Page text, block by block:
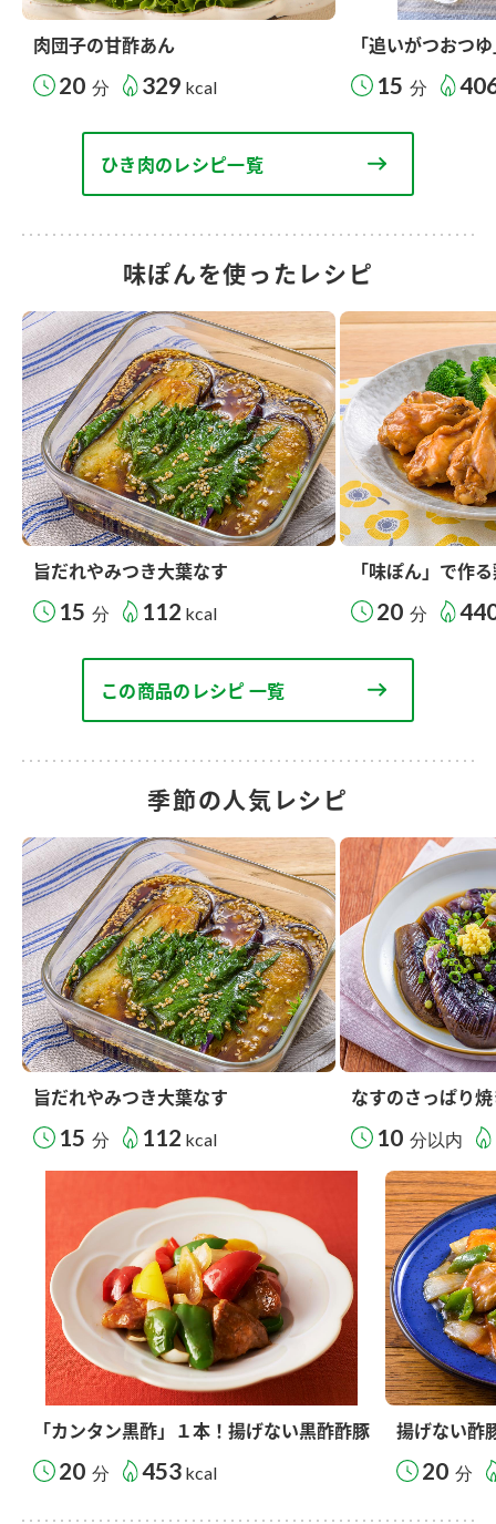
肉団子の甘酢あん
20 分 329 kcal
「追いがつおつ
15 分
ひき肉のレシピ一覧
味ぽんを使ったレシピ
旨だれやみつき大葉なす
15 分 112 kcal
「味ぽん」で作
20 分
この商品のレシピ 一覧
季節の人気レシピ
旨だれやみつき大葉なす
15 分 112 kcal
なすのさっぱり
10 分以内
「カンタン黒酢」１本！揚げない黒酢酢豚
20 分 453 kcal
揚げない酢
20 分